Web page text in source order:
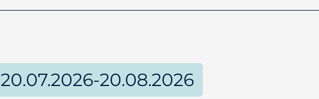
20.07.2026-20.08.2026